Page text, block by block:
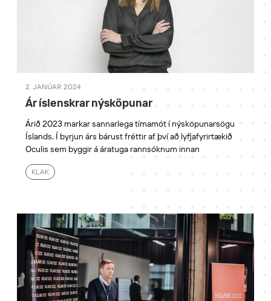
2. JANÚAR 2024
Ár íslenskrar nýsköpunar
Árið 2023 markar sannarlega tímamót í nýsköpunarsögu
Íslands. Í byrjun árs bárust fréttir af því að lyfjafyrirtækið
Oculis sem byggir á áratuga rannsóknum innan
KLAK